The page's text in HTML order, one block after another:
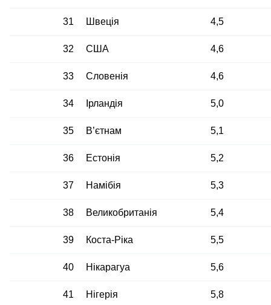
31 Швеція 4,5
32 США 4,6
33 Словенія 4,6
34 Ірландія 5,0
35 В’єтнам 5,1
36 Естонія 5,2
37 Намібія 5,3
38 Великобританія 5,4
39 Коста-Ріка 5,5
40 Нікарагуа 5,6
41 Нігерія 5,8